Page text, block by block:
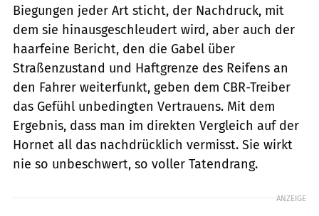
Biegungen jeder Art sticht, der Nachdruck, mit
dem sie hinausgeschleudert wird, aber auch der
haarfeine Bericht, den die Gabel über
Straßenzustand und Haftgrenze des Reifens an
den Fahrer weiterfunkt, geben dem CBR-Treiber
das Gefühl unbedingten Vertrauens. Mit dem
Ergebnis, dass man im direkten Vergleich auf der
Hornet all das nachdrücklich vermisst. Sie wirkt
nie so unbeschwert, so voller Tatendrang.
ANZEIGE